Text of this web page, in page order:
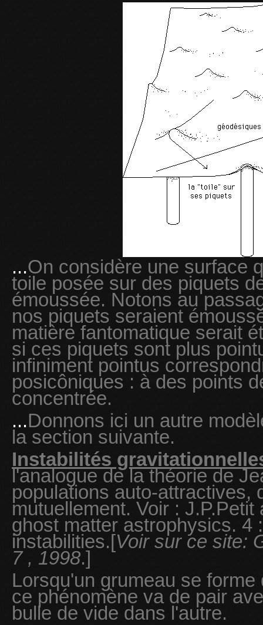
...On considère une surface
toile posée sur des piquets
émoussée. Notons au
nos piquets seraient
matière fantomatique serait
si ces piquets sont plus
infiniment pointus
posicôniques : à des points
concentrée.
...Donnons ici un autre
la section suivante.
Instabilités
l'analogue de la théorie de
populations auto-attractives,
mutuellement. Voir : J.P.Petit
ghost matter astrophysics. 4
instabilities.[Voir sur ce site:
7 , 1998.]
Lorsqu'un grumeau se
ce phénomène va de pair
bulle de vide dans l'autre.